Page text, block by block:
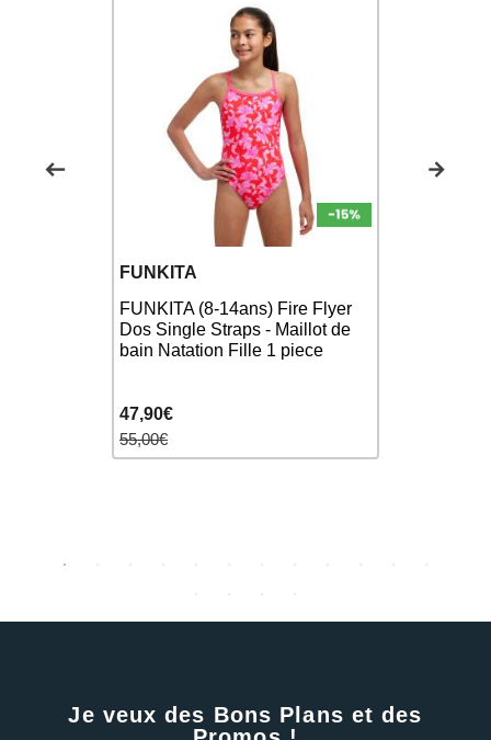
FUNKITA
FUNKITA (8-14ans) Fire Flyer
Dos Single Straps - Maillot de
bain Natation Fille 1 piece
47,90€
55,00€
Je veux des Bons Plans et des